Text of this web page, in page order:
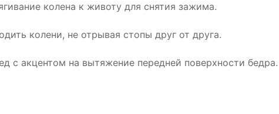
колена к животу для снятия зажима.
колени, не отрывая стопы друг от друга.
с акцентом на вытяжение передней поверхности бедра.